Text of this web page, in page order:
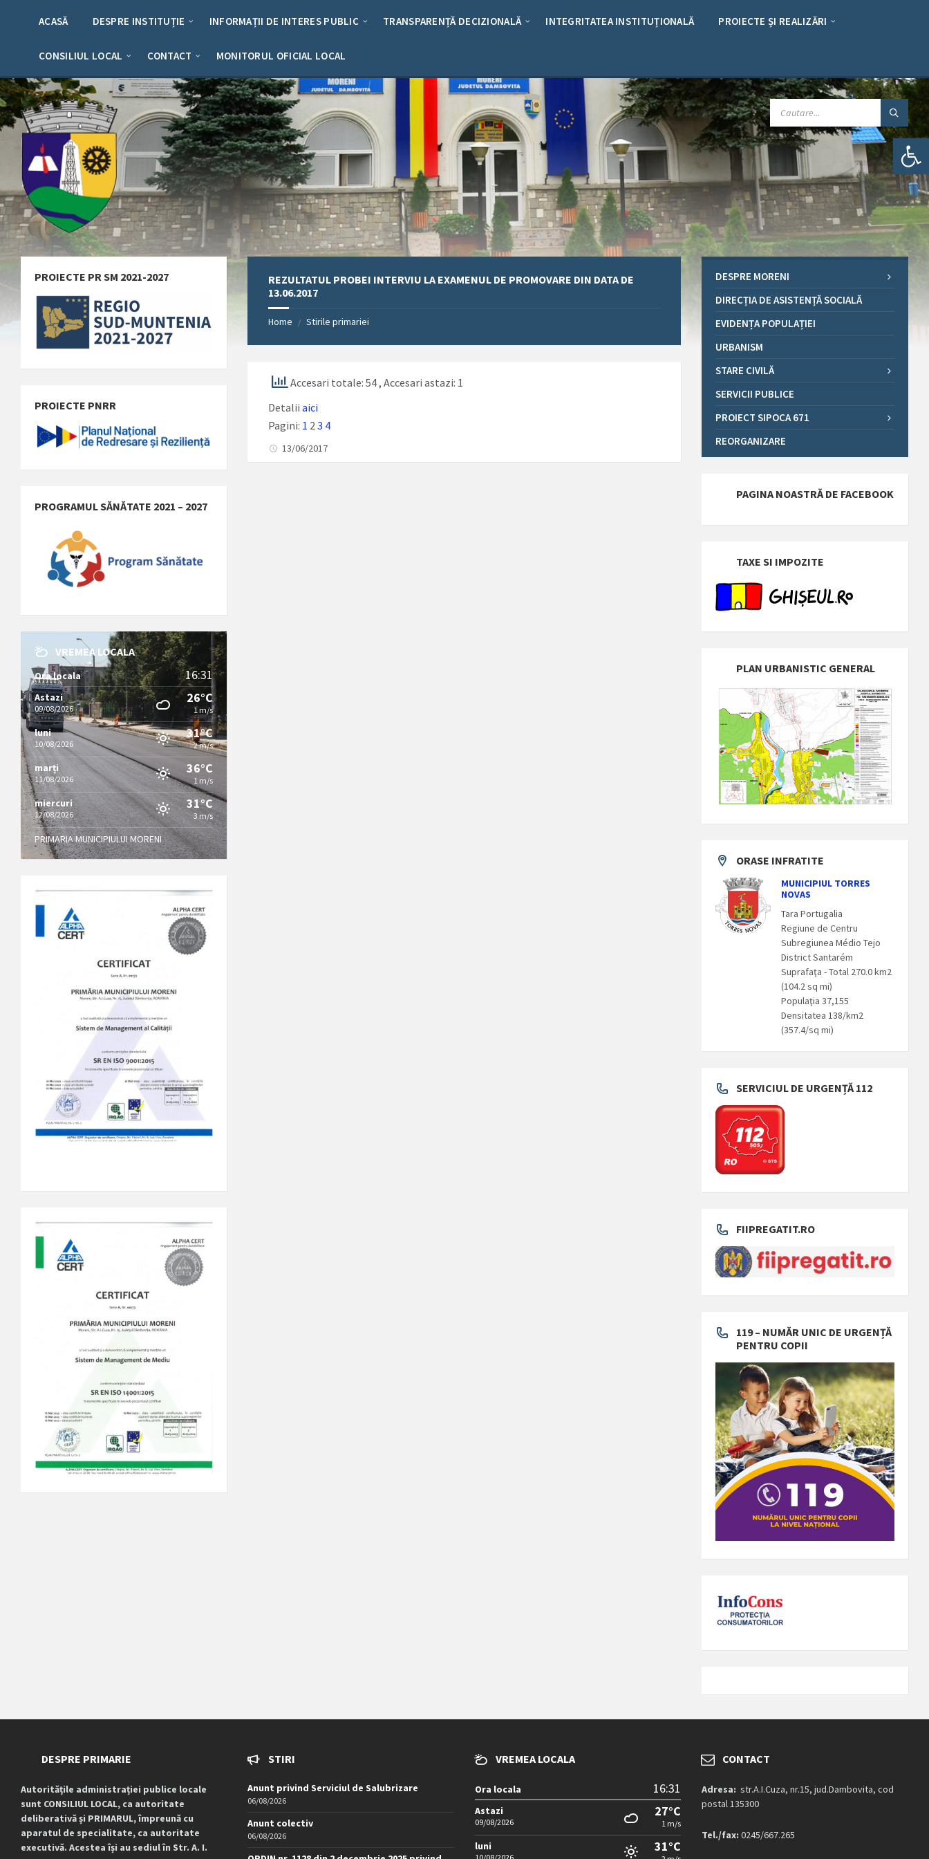
Deschide bara de unelte
ACASĂ DESPRE INSTITUȚIE INFORMAȚII DE INTERES PUBLIC TRANSPARENȚĂ DECIZIONALĂ INTEGRITATEA INSTITUȚIONALĂ PROIECTE ȘI REALIZĂRI
CONSILIUL LOCAL CONTACT MONITORUL OFICIAL LOCAL
CAUTARE:
REZULTATUL PROBEI INTERVIU LA EXAMENUL DE PROMOVARE DIN DATA DE
13.06.2017
Home / Stirile primariei
Accesari totale: 54, Accesari astazi: 1
Detaliiaici
Pagini: 1 2 3 4
13/06/2017
PROIECTE PR SM 2021-2027
PROIECTE PNRR
PROGRAMUL SĂNĂTATE 2021 – 2027
VREMEA LOCALA
Ora locala 16:31
Astazi
09/08/2026
26°C
1 m/s
luni
10/08/2026
31°C
2 m/s
marți
11/08/2026
36°C
1 m/s
miercuri
12/08/2026
31°C
3 m/s
PRIMARIA MUNICIPIULUI MORENI
DESPRE MORENI
DIRECȚIA DE ASISTENȚĂ SOCIALĂ
EVIDENȚA POPULAȚIEI
URBANISM
STARE CIVILĂ
SERVICII PUBLICE
PROIECT SIPOCA 671
REORGANIZARE
PAGINA NOASTRĂ DE FACEBOOK
TAXE SI IMPOZITE
PLAN URBANISTIC GENERAL
ORASE INFRATITE
MUNICIPIUL TORRES
NOVAS
Tara Portugalia
Regiune de Centru
Subregiunea Médio Tejo
District Santarém
Suprafaţa - Total 270.0 km2
(104.2 sq mi)
Populaţia 37,155
Densitatea 138/km2
(357.4/sq mi)
SERVICIUL DE URGENȚĂ 112
FIIPREGATIT.RO
119 – NUMĂR UNIC DE URGENȚĂ
PENTRU COPII
DESPRE PRIMARIE
Autoritățile administrației publice locale
sunt CONSILIUL LOCAL, ca autoritate
deliberativă și PRIMARUL, împreună cu
aparatul de specialitate, ca autoritate
executivă. Acestea își au sediul în Str. A. I.
STIRI
Anunt privind Serviciul de Salubrizare
06/08/2026
Anunt colectiv
06/08/2026
VREMEA LOCALA
Ora locala 16:31
Astazi
09/08/2026
27°C
1 m/s
luni 31°C
CONTACT
Adresa: str.A.I.Cuza, nr.15, jud.Dambovita, cod
postal 135300
Tel./fax: 0245/667.265